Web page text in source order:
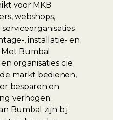
voor MKB
webshops,
, installatie- en
Bumbal
organisaties die
markt bedienen,
besparen en
verhogen.
Bumbal zijn bij